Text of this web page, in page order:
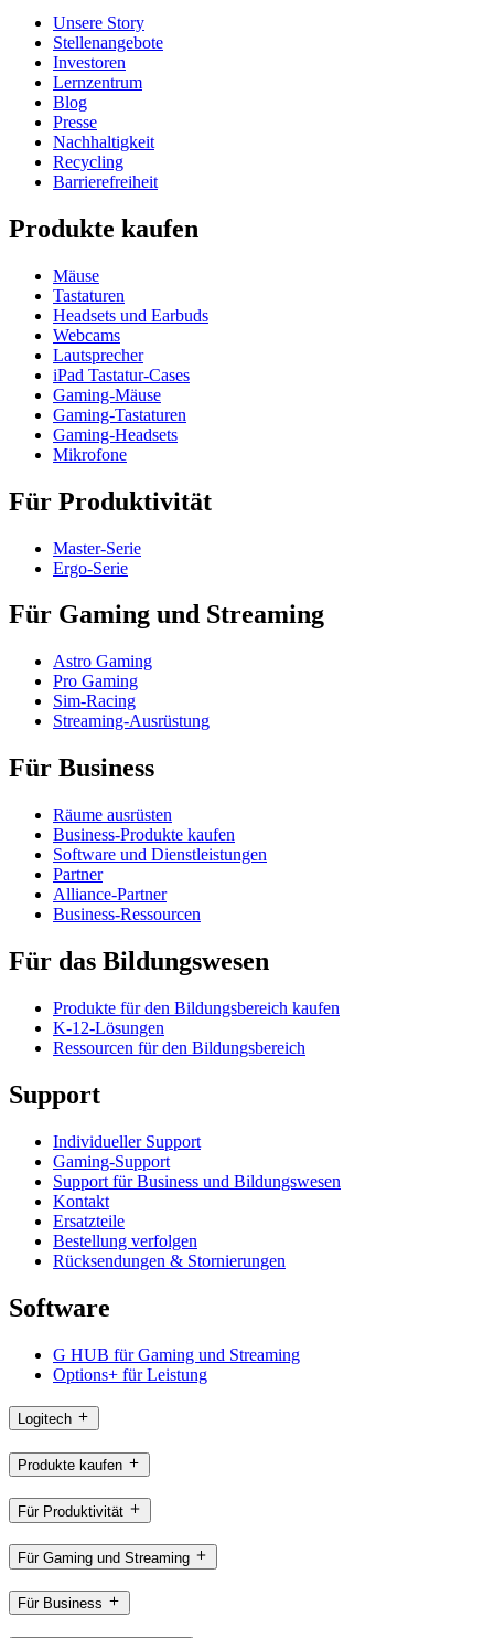
Unsere Story
Stellenangebote
Investoren
Lernzentrum
Blog
Presse
Nachhaltigkeit
Recycling
Barrierefreiheit
Produkte kaufen
Mäuse
Tastaturen
Headsets und Earbuds
Webcams
Lautsprecher
iPad Tastatur-Cases
Gaming-Mäuse
Gaming-Tastaturen
Gaming-Headsets
Mikrofone
Für Produktivität
Master-Serie
Ergo-Serie
Für Gaming und Streaming
Astro Gaming
Pro Gaming
Sim-Racing
Streaming-Ausrüstung
Für Business
Räume ausrüsten
Business-Produkte kaufen
Software und Dienstleistungen
Partner
Alliance-Partner
Business-Ressourcen
Für das Bildungswesen
Produkte für den Bildungsbereich kaufen
K-12-Lösungen
Ressourcen für den Bildungsbereich
Support
Individueller Support
Gaming-Support
Support für Business und Bildungswesen
Kontakt
Ersatzteile
Bestellung verfolgen
Rücksendungen & Stornierungen
Software
G HUB für Gaming und Streaming
Options+ für Leistung
Logitech
Produkte kaufen
Für Produktivität
Für Gaming und Streaming
Für Business